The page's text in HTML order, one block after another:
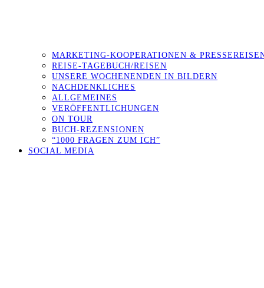
MARKETING-KOOPERATIONEN &
REISE-TAGEBUCH/REISEN
UNSERE WOCHENENDEN IN BILDERN
NACHDENKLICHES
ALLGEMEINES
VERÖFFENTLICHUNGEN
ON TOUR
BUCH-REZENSIONEN
“1000 FRAGEN ZUM ICH”
SOCIAL MEDIA